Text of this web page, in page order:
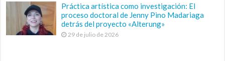
Práctica artística como investigación: El
proceso doctoral de Jenny Pino Madariaga
detrás del proyecto «Alterung»
29 de julio de 2026